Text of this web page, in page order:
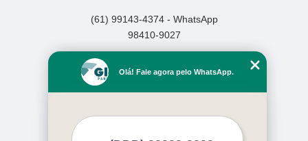
(61) 99143-4374 - WhatsApp
98410-9027
Empresa
Missão
Olá! Fale agora pelo WhatsApp.